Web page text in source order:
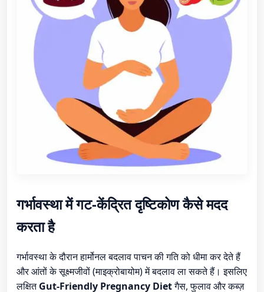
गर्भावस्था में गट-केंद्रित दृष्टिकोण कैसे मदद
करता है
गर्भावस्था के दौरान हार्मोनल बदलाव पाचन की गति को धीमा कर देते हैं
और आंतों के सूक्ष्मजीवों (माइक्रोबायोम) में बदलाव ला सकते हैं। इसलिए
लक्षितGut-Friendly Pregnancy Dietगैस, फुलाव और कब्ज़